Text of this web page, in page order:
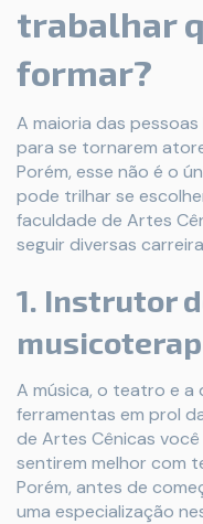
trabalhar
formar?
A maioria das
para se tornarem
Porém, esse não é o
pode trilhar se
faculdade de Artes
seguir diversas
1. Instrutor
A música, o teatro e
ferramentas em prol
de Artes Cênicas
sentirem melhor com
Porém, antes de
uma especialização